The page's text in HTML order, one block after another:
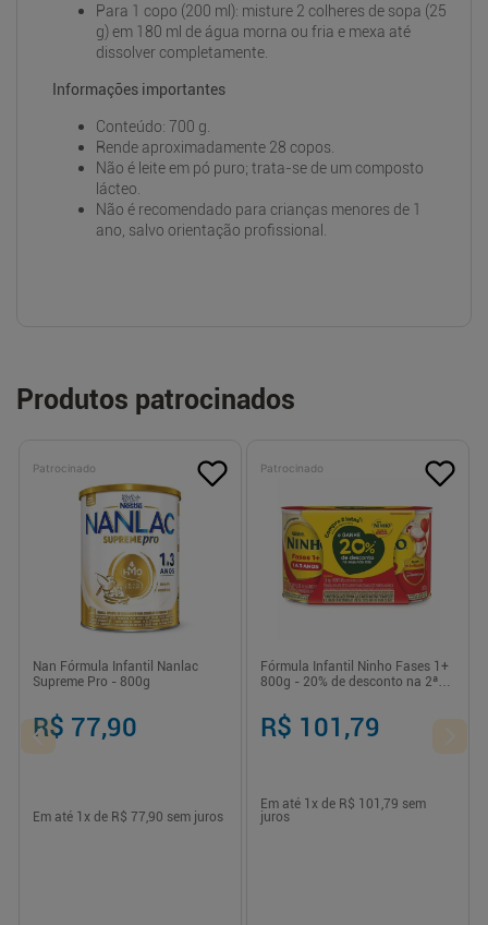
Para 1 copo (200 ml): misture 2 colheres de sopa (25
g) em 180 ml de água morna ou fria e mexa até
dissolver completamente.
Informações importantes
Conteúdo: 700 g.
Rende aproximadamente 28 copos.
Não é leite em pó puro; trata-se de um composto
lácteo.
Não é recomendado para crianças menores de 1
ano, salvo orientação profissional.
Produtos patrocinados
Patrocinado
Nan Fórmula Infantil Nanlac
Supreme Pro - 800g
R$ 77,90
Em até 1 x de R$ 77,90 sem juros
Patrocinado
Fórmula Infantil Ninho Fases 1+
800g - 20% de desconto na 2ª
R$ 101,79
Em até 1 x de R$ 101,79 sem
juros